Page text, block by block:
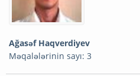
Ağasəf Haqverdiyev
Məqalələrinin sayı: 3